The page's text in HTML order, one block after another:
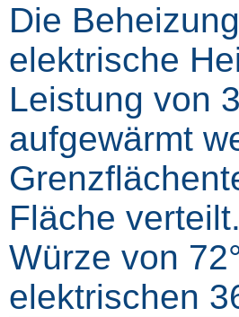
Die
elektrische
Leistung von
aufgewärmt
Fläche
Würze von
elektrischen